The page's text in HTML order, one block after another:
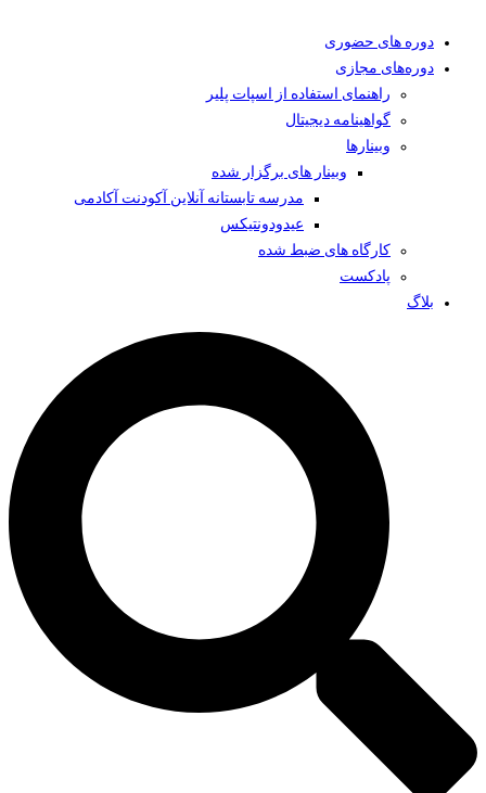
دوره های حضوری
دوره‌های مجازی
راهنمای استفاده از اسپات پلیر
گواهینامه دیجیتال
وبینار‌ها
وبینار های برگزار شده
مدرسه تابستانه آنلاین آکودنت آکادمی
عیدودونتیکس
کارگاه های ضبط شده
پادکست
بلاگ